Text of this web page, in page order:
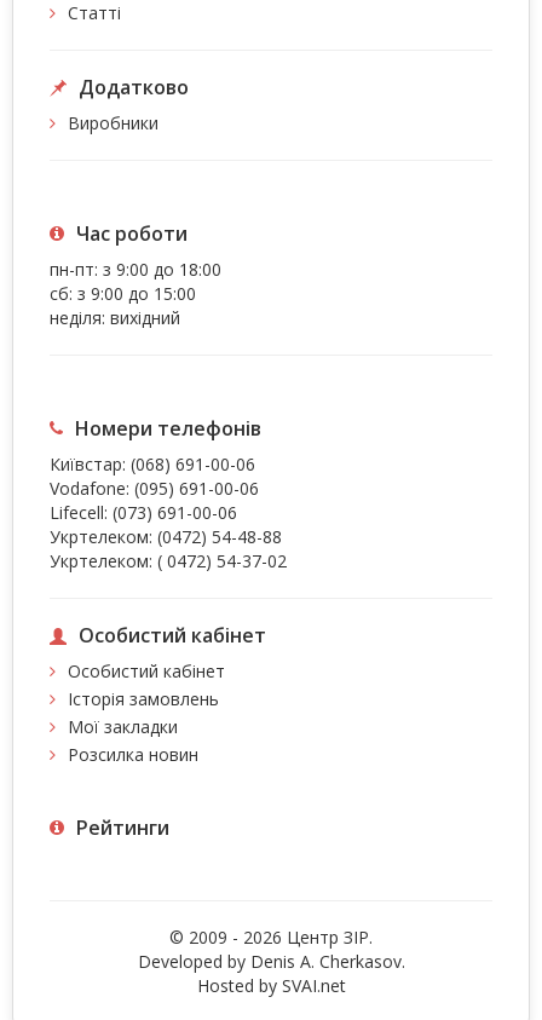
Статті
Додатково
Виробники
Час роботи
пн-пт: з 9:00 до 18:00
сб: з 9:00 до 15:00
неділя: вихідний
Номери телефонів
Київстар: (068) 691-00-06
Vodafone: (095) 691-00-06
Lifecell: (073) 691-00-06
Укртелеком: (0472) 54-48-88
Укртелеком: ( 0472) 54-37-02
Особистий кабінет
Особистий кабінет
Історія замовлень
Мої закладки
Розсилка новин
Рейтинги
© 2009 - 2026 Центр ЗIР.
Developed by Denis A. Cherkasov.
Hosted by SVAI.net